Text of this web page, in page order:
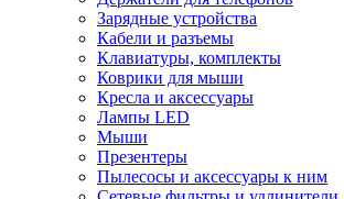
Зарядные устройства
Кабели и разъемы
Клавиатуры, комплекты
Коврики для мыши
Кресла и аксессуары
Лампы LED
Мыши
Презентеры
Пылесосы и аксессуары к ним